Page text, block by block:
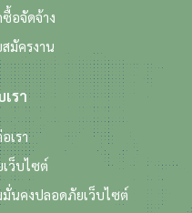
อจัดจ้าง
มัครงาน
เรา
เรา
เว็บไซต์
มั่นคงปลอดภัยเว็บไซต์